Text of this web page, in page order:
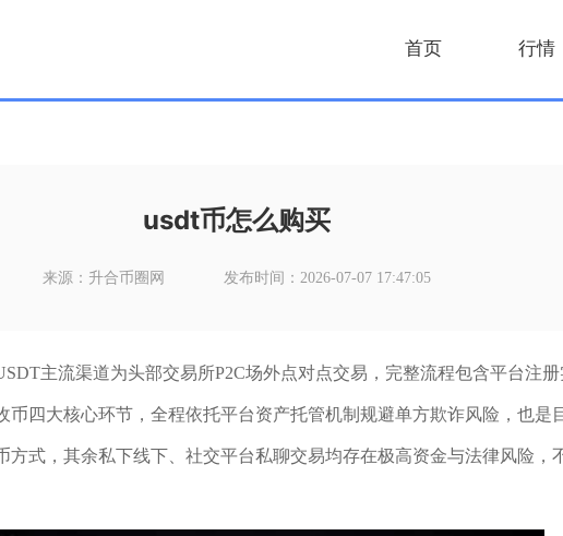
首页 行情
usdt币怎么购买
来源：升合币圈网 发布时间：2026-07-07 17:47:05
主流渠道为头部交易所P2C场外点对点交易，完整流程包含平台注
币四大核心环节，全程依托平台资产托管机制规避单方欺诈风险，也是
方式，其余私下线下、社交平台私聊交易均存在极高资金与法律风险，